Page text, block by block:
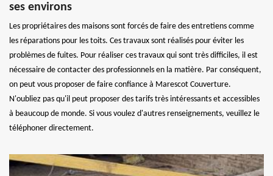
ses environs
Les propriétaires des maisons sont forcés de faire des entretiens comme
les réparations pour les toits. Ces travaux sont réalisés pour éviter les
problèmes de fuites. Pour réaliser ces travaux qui sont très difficiles, il est
nécessaire de contacter des professionnels en la matière. Par conséquent,
on peut vous proposer de faire confiance à Marescot Couverture.
N'oubliez pas qu'il peut proposer des tarifs très intéressants et accessibles
à beaucoup de monde. Si vous voulez d'autres renseignements, veuillez le
téléphoner directement.